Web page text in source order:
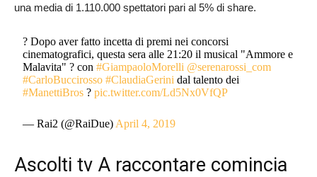
una media di 1.110.000 spettatori pari al 5% di share.
? Dopo aver fatto incetta di premi nei concorsi
cinematografici, questa sera alle 21:20 il musical "Ammore e
Malavita" ? con#GiampaoloMorelli @serenarossi_com
#CarloBuccirosso #ClaudiaGerini dal talento dei
#ManettiBros ?pic.twitter.com/Ld5Nx0VfQP
— Rai2 (@RaiDue) April 4, 2019
Ascolti tv A raccontare comincia